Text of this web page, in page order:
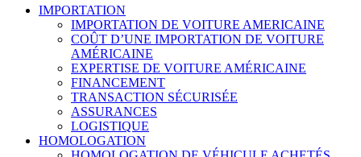
IMPORTATION
IMPORTATION DE VOITURE AMERICAINE
COÛT D’UNE IMPORTATION DE VOITURE
AMÉRICAINE
EXPERTISE DE VOITURE AMÉRICAINE
FINANCEMENT
TRANSACTION SÉCURISÉE
ASSURANCES
LOGISTIQUE
HOMOLOGATION